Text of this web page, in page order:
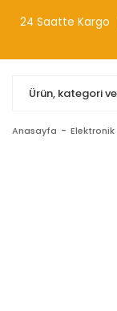
0(212) 240 87
Anasayfa Elektronik
24 Saatte Kargo